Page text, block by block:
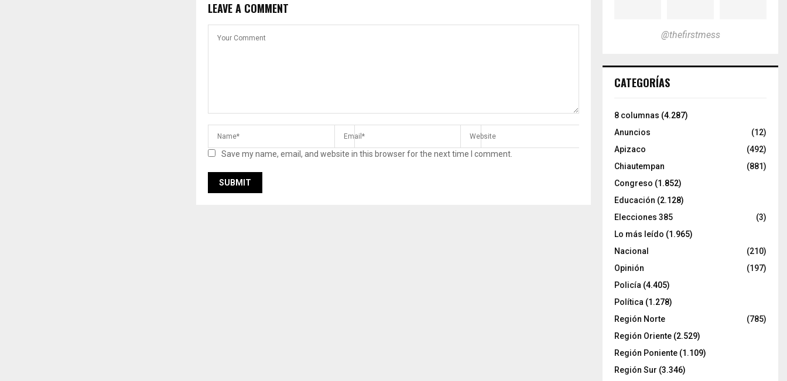
LEAVE A COMMENT
Save my name, email, and website in this browser for the next time I comment.
@thefirstmess
CATEGORÍAS
8 columnas (4.287)
Anuncios
(12)
Apizaco
(492)
Chiautempan
(881)
Congreso (1.852)
Educación (2.128)
Elecciones 385
(3)
Lo más leído (1.965)
Nacional
(210)
Opinión
(197)
Policía (4.405)
Política (1.278)
Región Norte
(785)
Región Oriente (2.529)
Región Poniente (1.109)
Región Sur (3.346)